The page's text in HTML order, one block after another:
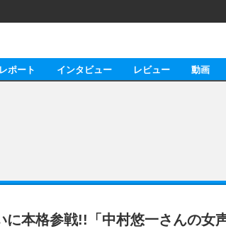
ゲーム
海外イベント
俳優・タレント
アニメ
ポート インタビュー レビュー 動画
に本格参戦!!「中村悠一さんの